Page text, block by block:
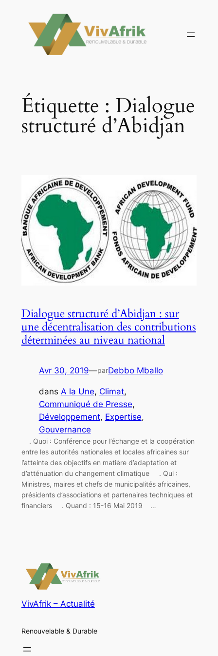
contenu
Étiquette : Dialogue
structuré d’Abidjan
Dialogue structuré d’Abidjan : sur
une décentralisation des contributions
déterminées au niveau national
Avr 30, 2019—parDebbo Mballo
dans A la Une, Climat
Communiqué de Presse
Développement, Expertise
Gouvernance
. Quoi : Conférence pour l’échange et la coopération
entre les autorités nationales et locales africaines sur
l’atteinte des objectifs en matière d’adaptation et
d’atténuation du changement climatique . Qui :
Ministres, maires et chefs de municipalités africaines,
présidents d’associations et partenaires techniques et
financiers . Quand : 15-16 Mai 2019 …
VivAfrik – Actualité
Renouvelable & Durable